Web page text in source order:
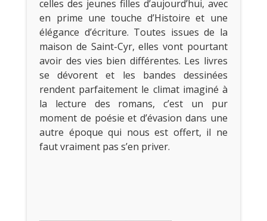
celles des jeunes filles d’aujourd’hui, avec
en prime une touche d’Histoire et une
élégance d’écriture. Toutes issues de la
maison de Saint-Cyr, elles vont pourtant
avoir des vies bien différentes. Les livres
se dévorent et les bandes dessinées
rendent parfaitement le climat imaginé à
la lecture des romans, c’est un pur
moment de poésie et d’évasion dans une
autre époque qui nous est offert, il ne
faut vraiment pas s’en priver.